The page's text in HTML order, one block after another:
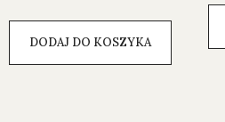
DODAJ DO KOSZYKA